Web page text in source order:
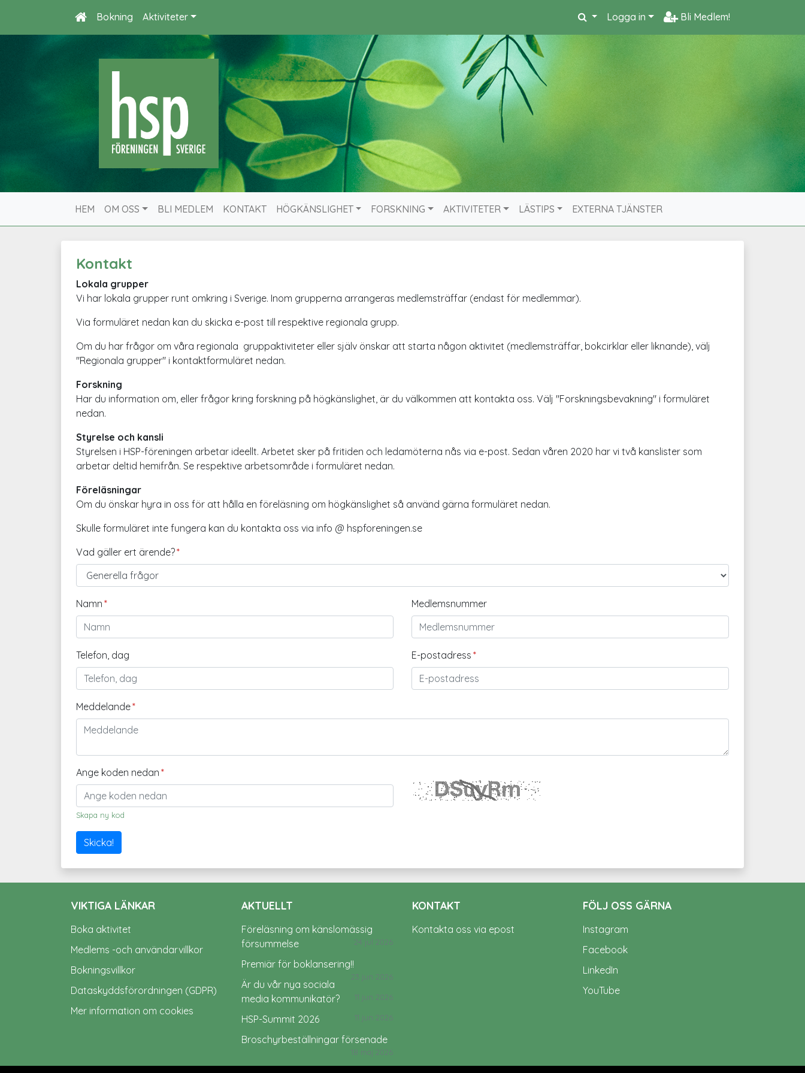
Bokning Aktiviteter Logga in Bli Medlem!
HEM OM OSS BLI MEDLEM KONTAKT HÖGKÄNSLIGHET FORSKNING AKTIVITETER LÄSTIPS EXTERNA TJÄNSTER
Kontakt
Lokala grupper
Vi har lokala grupper runt omkring i Sverige. Inom grupperna arrangeras medlemsträffar (endast för medlemmar).
Via formuläret nedan kan du skicka e-post till respektive regionala grupp.
Om du har frågor om våra regionala gruppaktiviteter eller själv önskar att starta någon aktivitet (medlemsträffar, bokcirklar eller liknande), välj
"Regionala grupper" i kontaktformuläret nedan.
Forskning
Har du information om, eller frågor kring forskning på högkänslighet, är du välkommen att kontakta oss. Välj "Forskningsbevakning" i formuläret
nedan.
Styrelse och kansli
Styrelsen i HSP-föreningen arbetar ideellt. Arbetet sker på fritiden och ledamöterna nås via e-post. Sedan våren 2020 har vi två kanslister som
arbetar deltid hemifrån. Se respektive arbetsområde i formuläret nedan.
Föreläsningar
Om du önskar hyra in oss för att hålla en föreläsning om högkänslighet så använd gärna formuläret nedan.
Skulle formuläret inte fungera kan du kontakta oss via info @ hspforeningen.se
Vad gäller ert ärende?
Namn Medlemsnummer
Telefon, dag E-postadress
Meddelande
Ange koden nedan
Skapa ny kod
Skicka!
VIKTIGA LÄNKAR
Boka aktivitet
Medlems -och användarvillkor
Bokningsvillkor
Dataskyddsförordningen (GDPR)
Mer information om cookies
AKTUELLT
Föreläsning om känslomässig
försummelse
24 jul 2026
Premiär för boklansering!!
23 jun 2026
Är du vår nya sociala
media kommunikatör?
11 jun 2026
HSP-Summit 2026 11 jun 2026
Broschyrbeställningar försenade
18 maj 2026
KONTAKT
Kontakta oss via epost
FÖLJ OSS GÄRNA
Instagram
Facebook
LinkedIn
YouTube